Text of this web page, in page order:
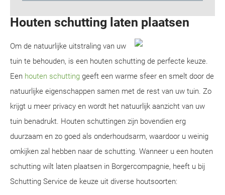
Houten schutting laten plaatsen
Om de natuurlijke uitstraling van uw
tuin te behouden, is een houten schutting de perfecte keuze.
Een houten schutting geeft een warme sfeer en smelt door de
natuurlijke eigenschappen samen met de rest van uw tuin. Zo
krijgt u meer privacy en wordt het natuurlijk aanzicht van uw
tuin benadrukt. Houten schuttingen zijn bovendien erg
duurzaam en zo goed als onderhoudsarm, waardoor u weinig
omkijken zal hebben naar de schutting. Wanneer u een houten
schutting wilt laten plaatsen in Borgercompagnie, heeft u bij
Schutting Service de keuze uit diverse houtsoorten: